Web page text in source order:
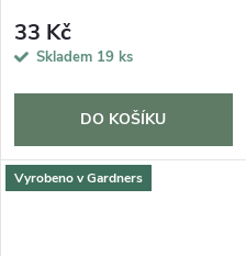
33 Kč
Skladem 19 ks
DO KOŠÍKU
Vyrobeno v Gardners